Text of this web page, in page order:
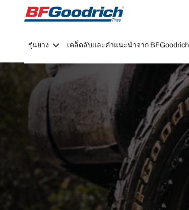
Go to page content
Go to page navigation
รุ่นยาง เคล็ดลับและคำแนะนำจาก BFGoodrich